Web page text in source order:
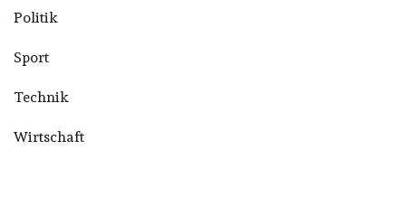
Politik
Sport
Technik
Wirtschaft